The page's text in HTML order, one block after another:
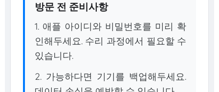
방문 전 준비사항
1. 애플 아이디와 비밀번호를 미리 확
인해두세요. 수리 과정에서 필요할 수
있습니다.
2. 가능하다면 기기를 백업해두세요.